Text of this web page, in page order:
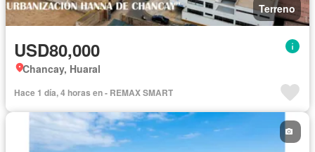
Terreno
USD80,000
Chancay, Huaral
Hace 1 día, 4 horas en - REMAX SMART